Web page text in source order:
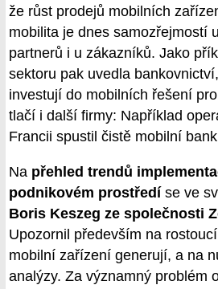
že růst prodejů mobilních
mobilita je dnes samozřejmostí
partnerů i u zákazníků. Jako
sektoru pak uvedla
investují do mobilních řešení
tlačí i další firmy: Například
Francii spustil čistě mobilní
Na přehled trendů
podnikovém prostředíse ve
Boris Keszeg ze společnosti
Upozornil především na
mobilní zařízení generují, a na
analýzy. Za významný problém